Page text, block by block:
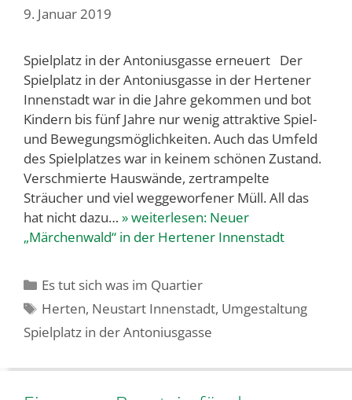
9. Januar 2019
Spielplatz in der Antoniusgasse erneuert Der
Spielplatz in der Antoniusgasse in der Hertener
Innenstadt war in die Jahre gekommen und bot
Kindern bis fünf Jahre nur wenig attraktive Spiel-
und Bewegungsmöglichkeiten. Auch das Umfeld
des Spielplatzes war in keinem schönen Zustand.
Verschmierte Hauswände, zertrampelte
Sträucher und viel weggeworfener Müll. All das
hat nicht dazu… » weiterlesen: Neuer
„Märchenwald“ in der Hertener Innenstadt
Kategorien
Es tut sich was im Quartier
Schlagwörter
Herten, Neustart Innenstadt, Umgestaltung
Spielplatz in der Antoniusgasse